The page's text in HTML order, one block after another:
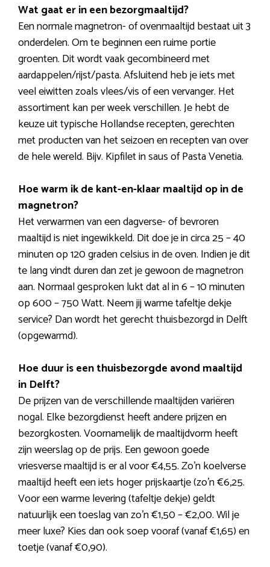
Wat gaat er in een bezorgmaaltijd?
Een normale magnetron- of ovenmaaltijd bestaat uit 3
onderdelen. Om te beginnen een ruime portie
groenten. Dit wordt vaak gecombineerd met
aardappelen/rijst/pasta. Afsluitend heb je iets met
veel eiwitten zoals vlees/vis of een vervanger. Het
assortiment kan per week verschillen. Je hebt de
keuze uit typische Hollandse recepten, gerechten
met producten van het seizoen en recepten van over
de hele wereld. Bijv. Kipfilet in saus of Pasta Venetia.
Hoe warm ik de kant-en-klaar maaltijd op in de
magnetron?
Het verwarmen van een dagverse- of bevroren
maaltijd is niet ingewikkeld. Dit doe je in circa 25 – 40
minuten op 120 graden celsius in de oven. Indien je dit
te lang vindt duren dan zet je gewoon de magnetron
aan. Normaal gesproken lukt dat al in 6 – 10 minuten
op 600 – 750 Watt. Neem jij warme tafeltje dekje
service? Dan wordt het gerecht thuisbezorgd in Delft
(opgewarmd).
Hoe duur is een thuisbezorgde avond maaltijd
in Delft?
De prijzen van de verschillende maaltijden variëren
nogal. Elke bezorgdienst heeft andere prijzen en
bezorgkosten. Voornamelijk de maaltijdvorm heeft
zijn weerslag op de prijs. Een gewoon goede
vriesverse maaltijd is er al voor €4,55. Zo’n koelverse
maaltijd heeft een iets hoger prijskaartje (zo’n €6,25.
Voor een warme levering (tafeltje dekje) geldt
natuurlijk een toeslag van zo’n €1,50 – €2,00. Wil je
meer luxe? Kies dan ook soep vooraf (vanaf €1,65) en
toetje (vanaf €0,90).